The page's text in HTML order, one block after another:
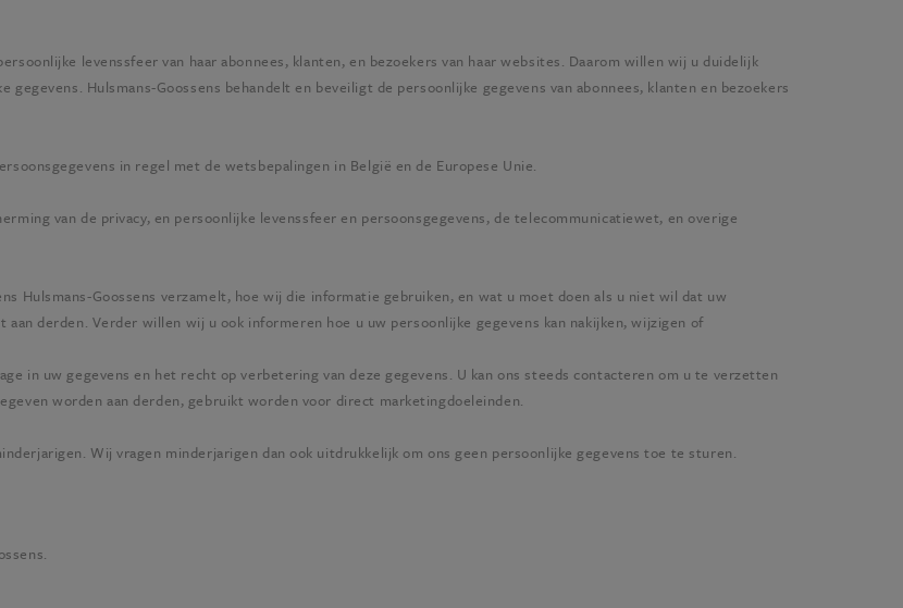
levenssfeer van haar abonnees, klanten, en bezoekers van haar websites. Daarom willen wij u duidelijk
gegevens. Hulsmans-Goossens behandelt en beveiligt de persoonlijke gegevens van abonnees, klanten en bezoekers
in regel met de wetsbepalingen in België en de Europese Unie.
van de privacy, en persoonlijke levenssfeer en persoonsgegevens, de telecommunicatiewet, en overige
Hulsmans-Goossens verzamelt, hoe wij die informatie gebruiken, en wat u moet doen als u niet wil dat uw
derden. Verder willen wij u ook informeren hoe u uw persoonlijke gegevens kan nakijken, wijzigen of
in uw gegevens en het recht op verbetering van deze gegevens. U kan ons steeds contacteren om u te verzetten
worden aan derden, gebruikt worden voor direct marketingdoeleinden.
Wij vragen minderjarigen dan ook uitdrukkelijk om ons geen persoonlijke gegevens toe te sturen.
.